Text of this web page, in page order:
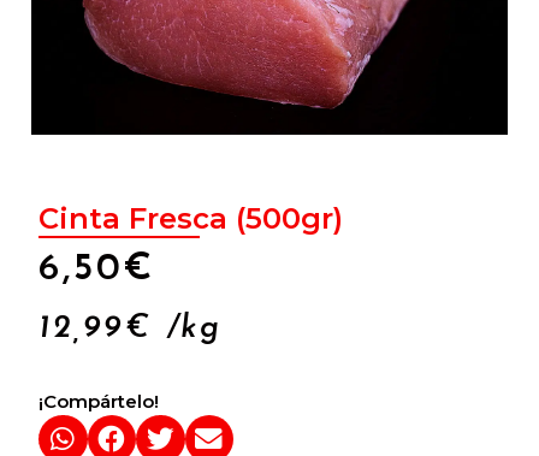
Cinta Fresca (500gr)
6,50€
12,99€ /kg
¡Compártelo!